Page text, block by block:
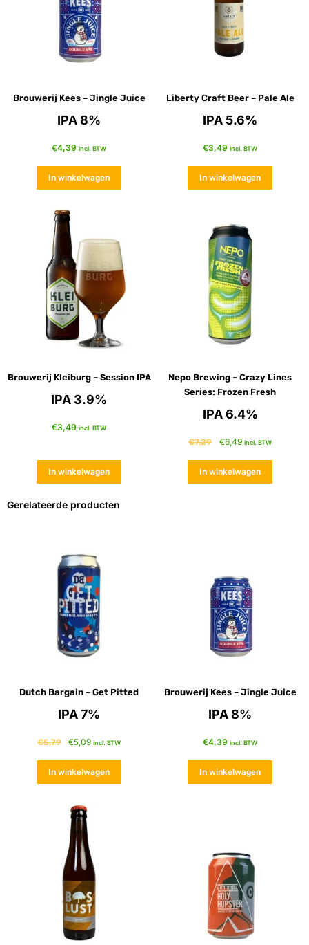
Brouwerij Kees – Jingle Juice
IPA 8%
€4,39 incl. BTW
In winkelwagen
Liberty Craft Beer – Pale Ale
IPA 5.6%
€3,49 incl. BTW
In winkelwagen
Brouwerij Kleiburg – Session IPA
IPA 3.9%
€3,49 incl. BTW
In winkelwagen
Nepo Brewing – Crazy Lines
Series: Frozen Fresh
IPA 6.4%
€7,29 €6,49 incl. BTW
In winkelwagen
Gerelateerde producten
Dutch Bargain – Get Pitted
IPA 7%
€5,79 €5,09 incl. BTW
In winkelwagen
Brouwerij Kees – Jingle Juice
IPA 8%
€4,39 incl. BTW
In winkelwagen